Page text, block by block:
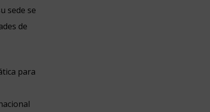
sede se
de
para